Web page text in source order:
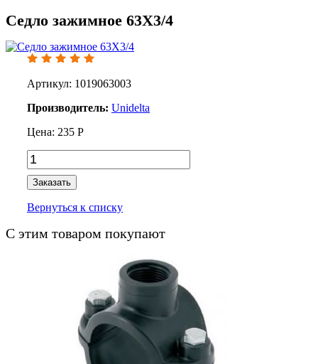
Седло зажимное 63Х3/4
Артикул: 1019063003
Производитель: Unidelta
Цена: 235 Р
Заказать
Вернуться к списку
С этим товаром покупают